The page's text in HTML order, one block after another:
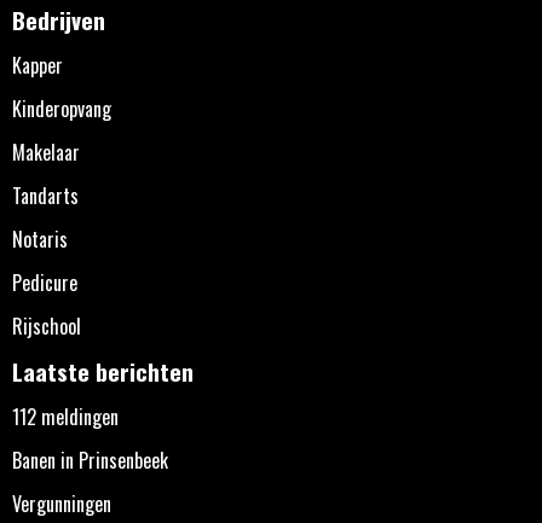
Bedrijven
Kapper
Kinderopvang
Makelaar
Tandarts
Notaris
Pedicure
Rijschool
Laatste berichten
112 meldingen
Banen in Prinsenbeek
Vergunningen